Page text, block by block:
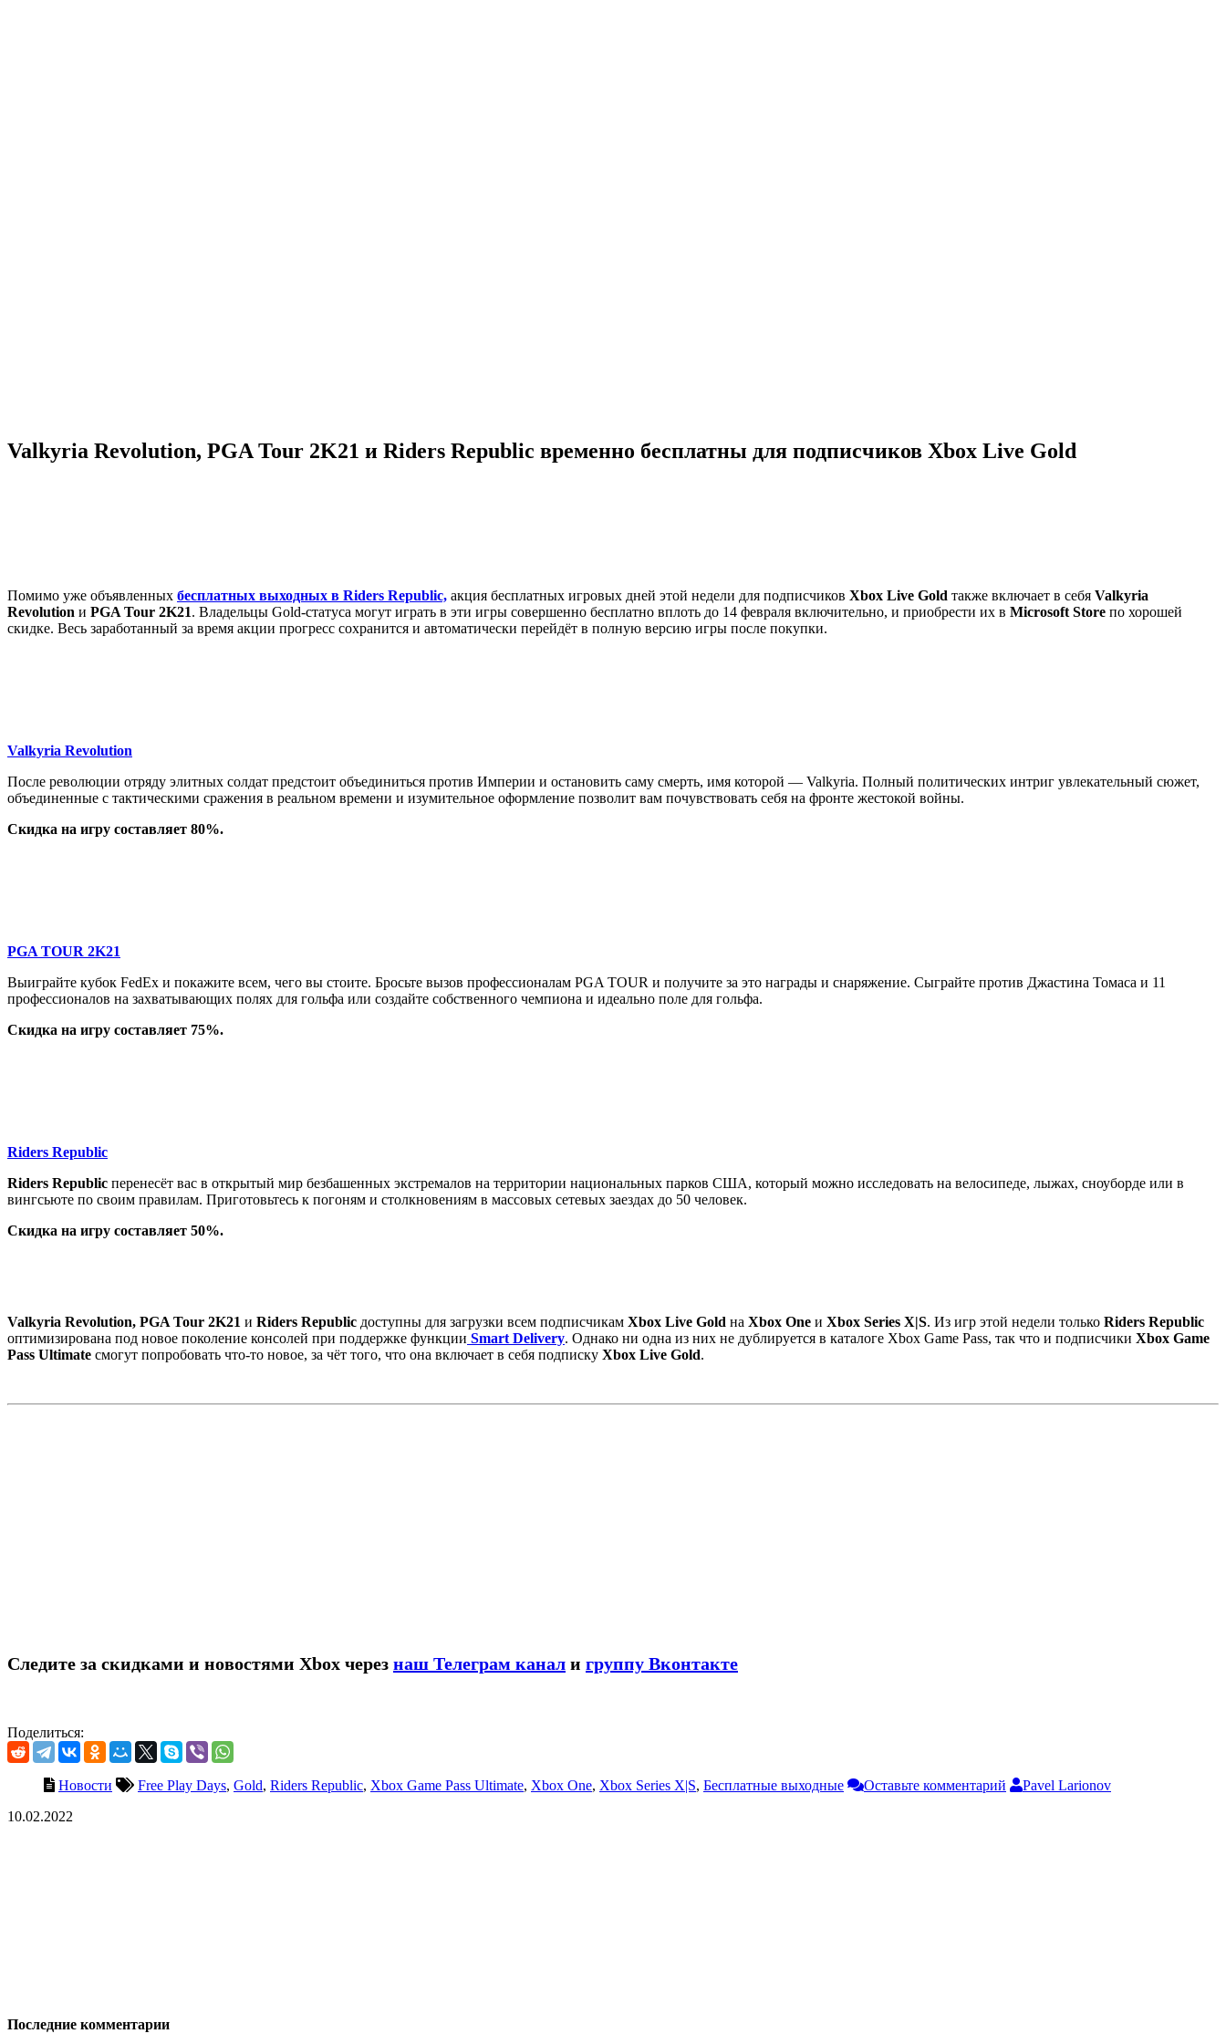
Valkyria Revolution, PGA Tour 2K21 и Riders Republic временно бесплатны для подписчиков Xbox Live Gold
Помимо уже объявленных бесплатных выходных в Riders Republic, акция бесплатных игровых дней этой недели для подписчиков Xbox Live Gold также включает в себя Valkyria
Revolution и PGA Tour 2K21. Владельцы Gold-статуса могут играть в эти игры совершенно бесплатно вплоть до 14 февраля включительно, и приобрести их в Microsoft Store по хорошей
скидке. Весь заработанный за время акции прогресс сохранится и автоматически перейдёт в полную версию игры после покупки.
Valkyria Revolution
После революции отряду элитных солдат предстоит объединиться против Империи и остановить саму смерть, имя которой — Valkyria. Полный политических интриг увлекательный сюжет,
объединенные с тактическими сражения в реальном времени и изумительное оформление позволит вам почувствовать себя на фронте жестокой войны.
Скидка на игру составляет 80%.
PGA TOUR 2K21
Выиграйте кубок FedEx и покажите всем, чего вы стоите. Бросьте вызов профессионалам PGA TOUR и получите за это награды и снаряжение. Сыграйте против Джастина Томаса и 11
профессионалов на захватывающих полях для гольфа или создайте собственного чемпиона и идеально поле для гольфа.
Скидка на игру составляет 75%.
Riders Republic
Riders Republic перенесёт вас в открытый мир безбашенных экстремалов на территории национальных парков США, который можно исследовать на велосипеде, лыжах, сноуборде или в
вингсьюте по своим правилам. Приготовьтесь к погоням и столкновениям в массовых сетевых заездах до 50 человек.
Скидка на игру составляет 50%.
Valkyria Revolution, PGA Tour 2K21 и Riders Republic доступны для загрузки всем подписчикам Xbox Live Gold на Xbox One и Xbox Series X|S. Из игр этой недели только Riders Republic
оптимизирована под новое поколение консолей при поддержке функции Smart Delivery. Однако ни одна из них не дублируется в каталоге Xbox Game Pass, так что и подписчики Xbox Game
Pass Ultimate смогут попробовать что-то новое, за чёт того, что она включает в себя подписку Xbox Live Gold.
Следите за скидками и новостями Xbox через наш Телеграм канал и группу Вконтакте
Поделиться:
Новости Free Play Days, Gold, Riders Republic, Xbox Game Pass Ultimate, Xbox One, Xbox Series X|S, Бесплатные выходные Оставьте комментарий
Pavel Larionov
10.02.2022
Последние комментарии